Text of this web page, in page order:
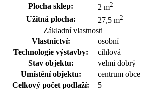
Plocha sklep:
2 m2
Užitná plocha: 27,5 m2
Základní vlastnosti
Vlastnictví:
osobní
Technologie výstavby:
cihlová
Stav objektu:
velmi dobrý
Umístění objektu:
centrum obce
Celkový počet podlaží:
5